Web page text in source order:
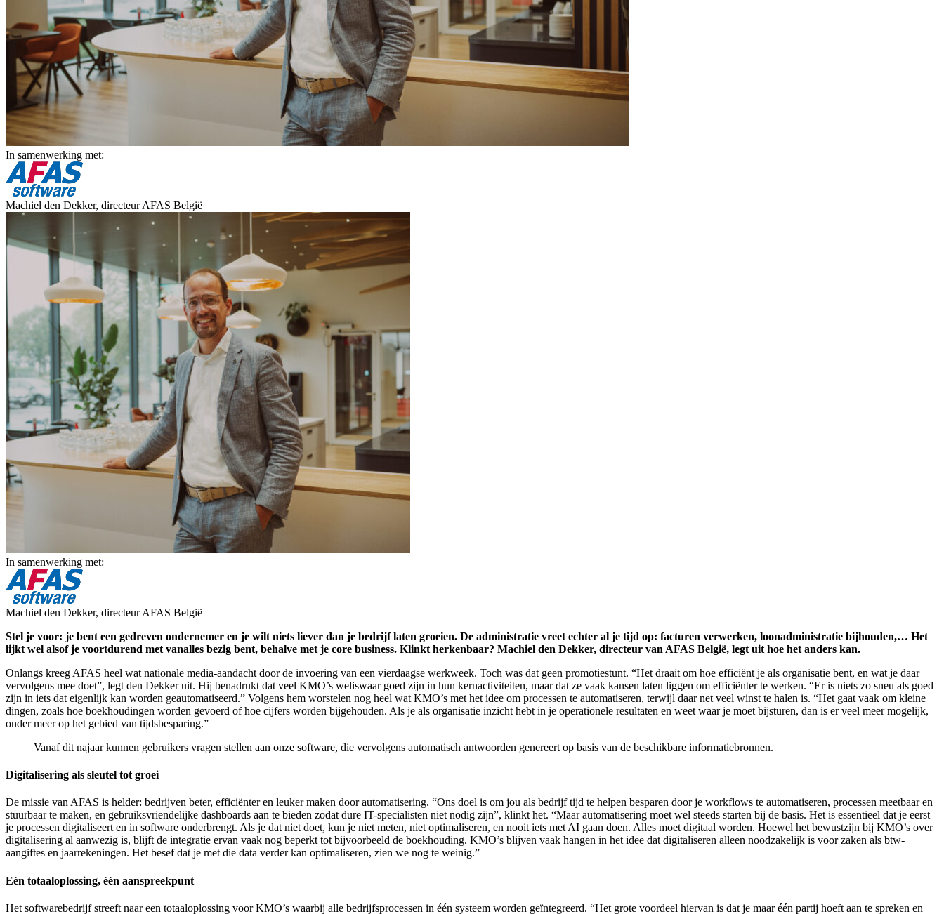
In samenwerking met:
Machiel den Dekker, directeur AFAS België
In samenwerking met:
Machiel den Dekker, directeur AFAS België
Stel je voor: je bent een gedreven ondernemer en je wilt niets liever dan je bedrijf laten groeien. De administratie vreet echter al je tijd op: facturen verwerken, loonadministratie bijhouden,… Het
lijkt wel alsof je voortdurend met vanalles bezig bent, behalve met je core business. Klinkt herkenbaar? Machiel den Dekker, directeur van AFAS België, legt uit hoe het anders kan.
Onlangs kreeg AFAS heel wat nationale media-aandacht door de invoering van een vierdaagse werkweek. Toch was dat geen promotiestunt. “Het draait om hoe efficiënt je als organisatie bent, en wat je daar
vervolgens mee doet”, legt den Dekker uit. Hij benadrukt dat veel KMO’s weliswaar goed zijn in hun kernactiviteiten, maar dat ze vaak kansen laten liggen om efficiënter te werken. “Er is niets zo sneu als goed
zijn in iets dat eigenlijk kan worden geautomatiseerd.” Volgens hem worstelen nog heel wat KMO’s met het idee om processen te automatiseren, terwijl daar net veel winst te halen is. “Het gaat vaak om kleine
dingen, zoals hoe boekhoudingen worden gevoerd of hoe cijfers worden bijgehouden. Als je als organisatie inzicht hebt in je operationele resultaten en weet waar je moet bijsturen, dan is er veel meer mogelijk,
onder meer op het gebied van tijdsbesparing.”
Vanaf dit najaar kunnen gebruikers vragen stellen aan onze software, die vervolgens automatisch antwoorden genereert op basis van de beschikbare informatiebronnen.
Digitalisering als sleutel tot groei
De missie van AFAS is helder: bedrijven beter, efficiënter en leuker maken door automatisering. “Ons doel is om jou als bedrijf tijd te helpen besparen door je workflows te automatiseren, processen meetbaar en
stuurbaar te maken, en gebruiksvriendelijke dashboards aan te bieden zodat dure IT-specialisten niet nodig zijn”, klinkt het. “Maar automatisering moet wel steeds starten bij de basis. Het is essentieel dat je eerst
je processen digitaliseert en in software onderbrengt. Als je dat niet doet, kun je niet meten, niet optimaliseren, en nooit iets met AI gaan doen. Alles moet digitaal worden. Hoewel het bewustzijn bij KMO’s over
digitalisering al aanwezig is, blijft de integratie ervan vaak nog beperkt tot bijvoorbeeld de boekhouding. KMO’s blijven vaak hangen in het idee dat digitaliseren alleen noodzakelijk is voor zaken als btw-
aangiftes en jaarrekeningen. Het besef dat je met die data verder kan optimaliseren, zien we nog te weinig.”
Eén totaaloplossing, één aanspreekpunt
Het softwarebedrijf streeft naar een totaaloplossing voor KMO’s waarbij alle bedrijfsprocessen in één systeem worden geïntegreerd. “Het grote voordeel hiervan is dat je maar één partij hoeft aan te spreken en